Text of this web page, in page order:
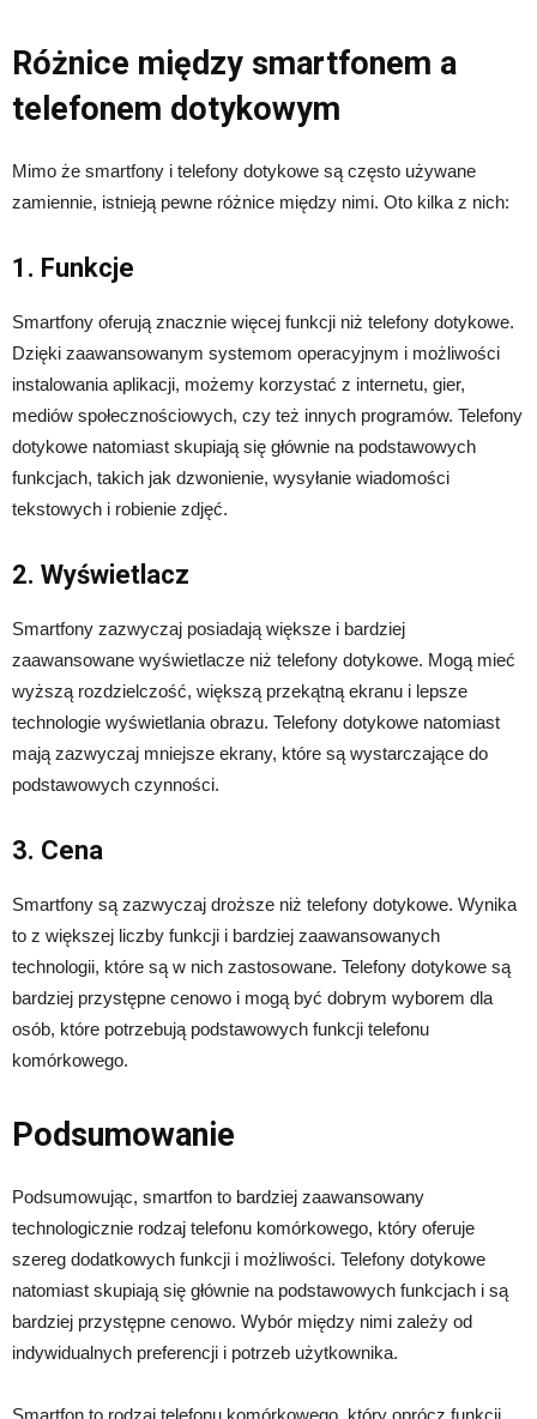
Różnice między smartfonem a
telefonem dotykowym
Mimo że smartfony i telefony dotykowe są często używane
zamiennie, istnieją pewne różnice między nimi. Oto kilka z nich:
1. Funkcje
Smartfony oferują znacznie więcej funkcji niż telefony dotykowe.
Dzięki zaawansowanym systemom operacyjnym i możliwości
instalowania aplikacji, możemy korzystać z internetu, gier,
mediów społecznościowych, czy też innych programów. Telefony
dotykowe natomiast skupiają się głównie na podstawowych
funkcjach, takich jak dzwonienie, wysyłanie wiadomości
tekstowych i robienie zdjęć.
2. Wyświetlacz
Smartfony zazwyczaj posiadają większe i bardziej
zaawansowane wyświetlacze niż telefony dotykowe. Mogą mieć
wyższą rozdzielczość, większą przekątną ekranu i lepsze
technologie wyświetlania obrazu. Telefony dotykowe natomiast
mają zazwyczaj mniejsze ekrany, które są wystarczające do
podstawowych czynności.
3. Cena
Smartfony są zazwyczaj droższe niż telefony dotykowe. Wynika
to z większej liczby funkcji i bardziej zaawansowanych
technologii, które są w nich zastosowane. Telefony dotykowe są
bardziej przystępne cenowo i mogą być dobrym wyborem dla
osób, które potrzebują podstawowych funkcji telefonu
komórkowego.
Podsumowanie
Podsumowując, smartfon to bardziej zaawansowany
technologicznie rodzaj telefonu komórkowego, który oferuje
szereg dodatkowych funkcji i możliwości. Telefony dotykowe
natomiast skupiają się głównie na podstawowych funkcjach i są
bardziej przystępne cenowo. Wybór między nimi zależy od
indywidualnych preferencji i potrzeb użytkownika.
Smartfon to rodzaj telefonu komórkowego, który oprócz funkcji